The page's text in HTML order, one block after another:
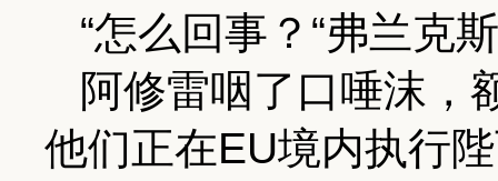
“怎么回事？“弗兰克
阿修雷咽了口唾沫，
他们正在EU境内执行